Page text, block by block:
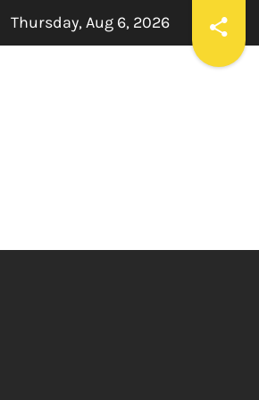
ਰਾਠੌਰ ਦੇ ਪ੍ਰਦੇਸ਼ ਉਪ ਪ੍ਰਧਾਨ ਬਣਨ ‘ਤੇ ਕੈਂਟ ਵਿਧਾਨ
Thursday, Aug 6, 2026